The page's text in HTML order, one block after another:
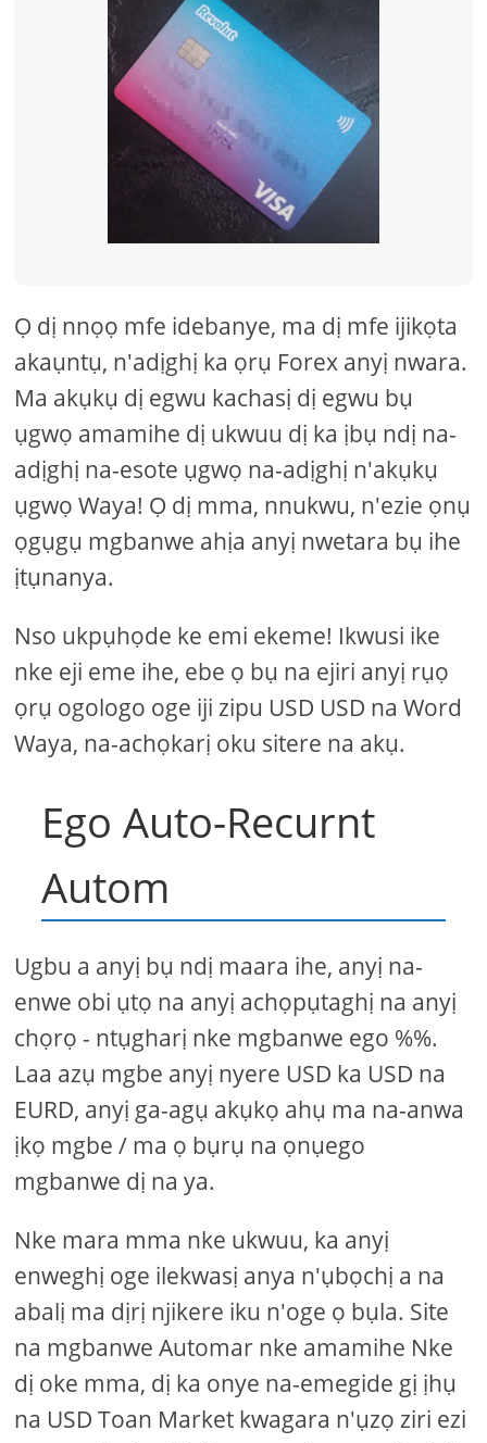
Ọ dị nnọọ mfe idebanye, ma dị mfe ijikọta
akaụntụ, n'adịghị ka ọrụ Forex anyị nwara.
Ma akụkụ dị egwu kachasị dị egwu bụ
ụgwọ amamihe dị ukwuu dị ka ịbụ ndị na-
adịghị na-esote ụgwọ na-adịghị n'akụkụ
ụgwọ Waya! Ọ dị mma, nnukwu, n'ezie ọnụ
ọgụgụ mgbanwe ahịa anyị nwetara bụ ihe
ịtụnanya.
Nso ukpụhọde ke emi ekeme! Ikwusi ike
nke eji eme ihe, ebe ọ bụ na ejiri anyị rụọ
ọrụ ogologo oge iji zipu USD USD na Word
Waya, na-achọkarị oku sitere na akụ.
Ego Auto-Recurnt
Autom
Ugbu a anyị bụ ndị maara ihe, anyị na-
enwe obi ụtọ na anyị achọpụtaghị na anyị
chọrọ - ntụgharị nke mgbanwe ego %%.
Laa azụ mgbe anyị nyere USD ka USD na
EURD, anyị ga-agụ akụkọ ahụ ma na-anwa
ịkọ mgbe / ma ọ bụrụ na ọnụego
mgbanwe dị na ya.
Nke mara mma nke ukwuu, ka anyị
enweghị oge ilekwasị anya n'ụbọchị a na
abalị ma dịrị njikere iku n'oge ọ bụla. Site
na mgbanwe Automar nke amamihe Nke
dị oke mma, dị ka onye na-emegide gị ịhụ
na USD Toan Market kwagara n'ụzọ ziri ezi